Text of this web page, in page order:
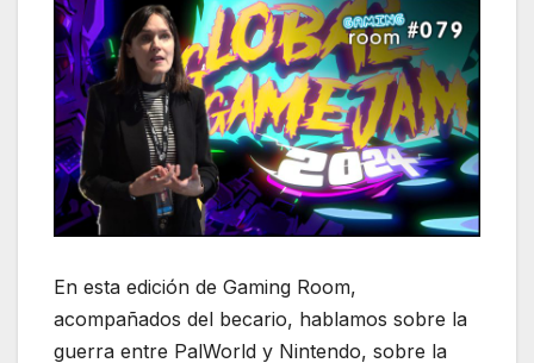
En esta edición de Gaming Room,
acompañados del becario, hablamos sobre la
guerra entre PalWorld y Nintendo, sobre la